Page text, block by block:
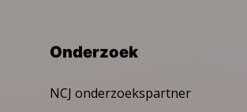
Onderzoek
NCJ onderzoekspartner